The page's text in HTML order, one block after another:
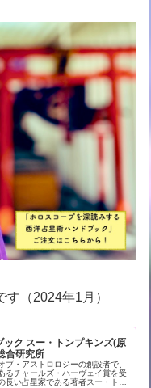
（2024年1月）
ック スー・トンプキンズ(原
合研究所
ブ・アストロロジーの創設者で、
るチャールズ・ハーヴェイ賞を受
長い占星家である著者スー・トン